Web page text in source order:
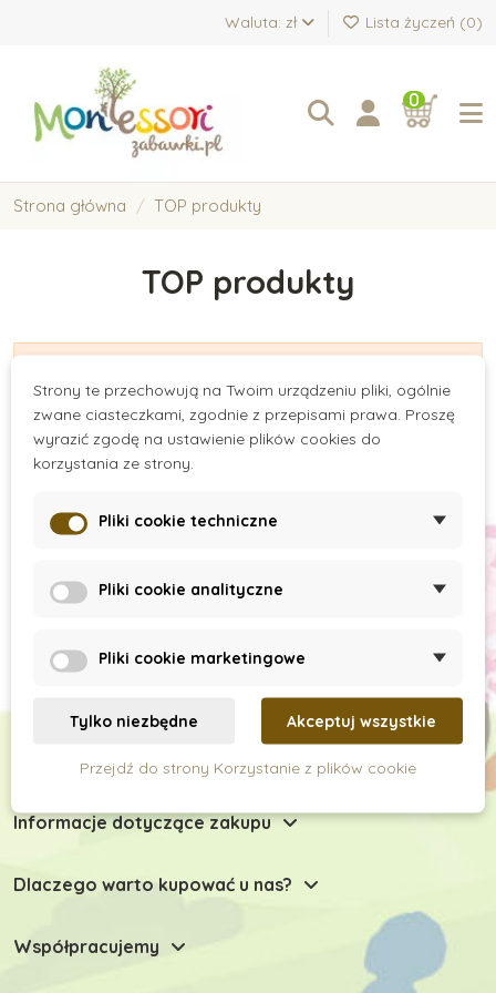
Waluta: zł Lista życzeń (0)
0
Strona główna TOP produkty
TOP produkty
Subskrypcja newslettera
Chętnie Państwu doradzimy
Informacje dotyczące zakupu
Dlaczego warto kupować u nas?
Współpracujemy
Strony te przechowują na Twoim urządzeniu pliki, ogólnie
zwane ciasteczkami, zgodnie z przepisami prawa. Proszę
wyrazić zgodę na ustawienie plików cookies do
korzystania ze strony.
Pliki cookie techniczne
Pliki cookie analityczne
Pliki cookie marketingowe
Tylko niezbędne Akceptuj wszystkie
Przejdź do strony Korzystanie z plików cookie